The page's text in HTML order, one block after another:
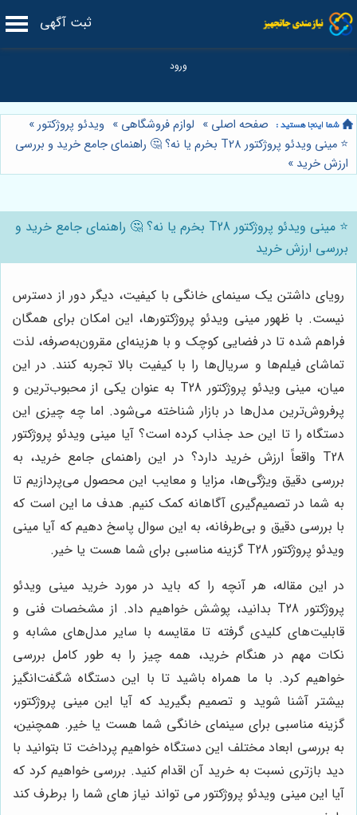
ثبت آگهی
صفحه اصلی » لوازم فروشگاهی » ویدئو پروژکتور»
⭐️ مینی ویدئو پروژکتور T28 بخرم یا نه؟ 🤔 راهنمای جامع خرید و بررسی
ارزش خرید »
⭐️ مینی ویدئو پروژکتور T28 بخرم یا نه؟ 🤔 راهنمای جامع خرید و
بررسی ارزش خرید
رویای داشتن یک سینمای خانگی با کیفیت، دیگر دور از دسترس
نیست. با ظهور مینی ویدئو پروژکتورها، این امکان برای همگان
فراهم شده تا در فضایی کوچک و با هزینه‌ای مقرون‌به‌صرفه، لذت
تماشای فیلم‌ها و سریال‌ها را با کیفیت بالا تجربه کنند. در این
میان، مینی ویدئو پروژکتور T28 به عنوان یکی از محبوب‌ترین و
پرفروش‌ترین مدل‌ها در بازار شناخته می‌شود. اما چه چیزی این
دستگاه را تا این حد جذاب کرده است؟ آیا مینی ویدئو پروژکتور
T28 واقعاً ارزش خرید دارد؟ در این راهنمای جامع خرید، به
بررسی دقیق ویژگی‌ها، مزایا و معایب این محصول می‌پردازیم تا
به شما در تصمیم‌گیری آگاهانه کمک کنیم. هدف ما این است که
با بررسی دقیق و بی‌طرفانه، به این سوال پاسخ دهیم که آیا مینی
ویدئو پروژکتور T28 گزینه مناسبی برای شما هست یا خیر.
در این مقاله، هر آنچه را که باید در مورد خرید مینی ویدئو
پروژکتور T28 بدانید، پوشش خواهیم داد. از مشخصات فنی و
قابلیت‌های کلیدی گرفته تا مقایسه با سایر مدل‌های مشابه و
نکات مهم در هنگام خرید، همه چیز را به طور کامل بررسی
خواهیم کرد. با ما همراه باشید تا با این دستگاه شگفت‌انگیز
بیشتر آشنا شوید و تصمیم بگیرید که آیا این مینی پروژکتور،
گزینه مناسبی برای سینمای خانگی شما هست یا خیر. همچنین،
به بررسی ابعاد مختلف این دستگاه خواهیم پرداخت تا بتوانید با
دید بازتری نسبت به خرید آن اقدام کنید. بررسی خواهیم کرد که
آیا این مینی ویدئو پروژکتور می تواند نیاز های شما را برطرف کند